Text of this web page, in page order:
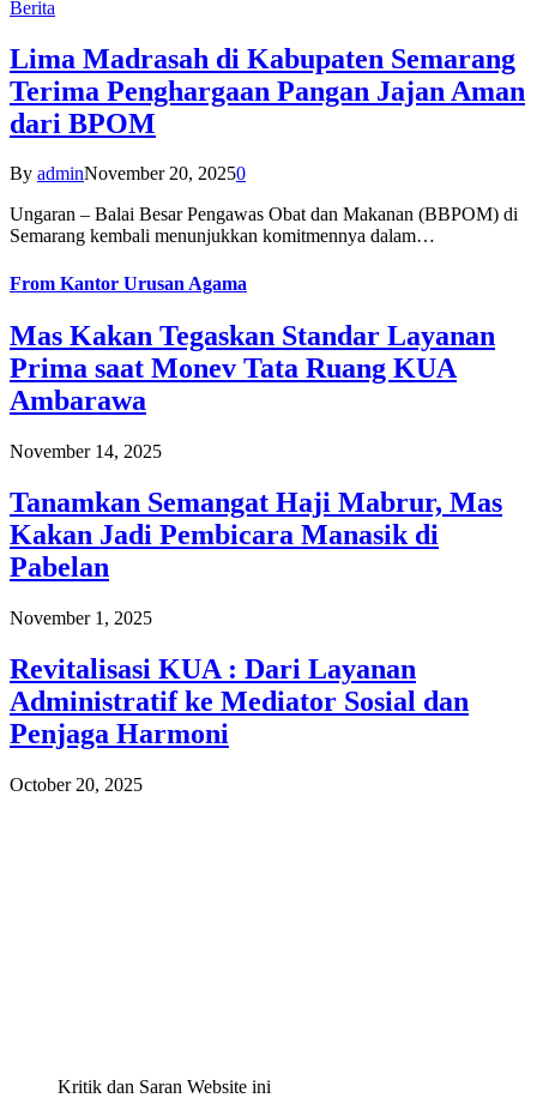
Berita
Lima Madrasah di Kabupaten Semarang
Terima Penghargaan Pangan Jajan Aman
dari BPOM
By adminNovember 20, 20250
Ungaran – Balai Besar Pengawas Obat dan Makanan (BBPOM) di
Semarang kembali menunjukkan komitmennya dalam…
From Kantor Urusan Agama
Mas Kakan Tegaskan Standar Layanan
Prima saat Monev Tata Ruang KUA
Ambarawa
November 14, 2025
Tanamkan Semangat Haji Mabrur, Mas
Kakan Jadi Pembicara Manasik di
Pabelan
November 1, 2025
Revitalisasi KUA : Dari Layanan
Administratif ke Mediator Sosial dan
Penjaga Harmoni
October 20, 2025
Kritik dan Saran Website ini